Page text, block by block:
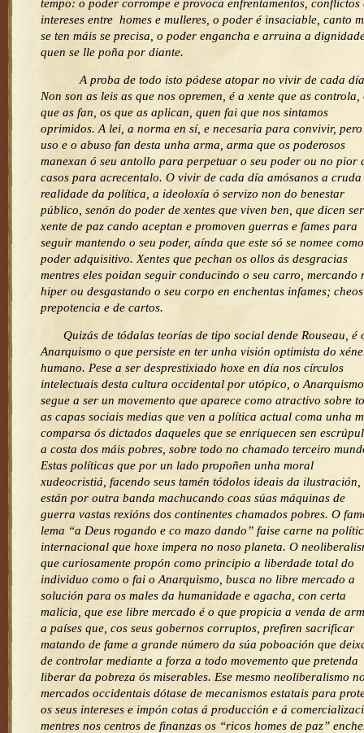
tempo: o poder corrompe e provoca enfrentamentos, conflictos
intereses entre homes e mulleres, o poder é insaciable, canto
se ten máis se precisa, o poder engancha e arruina a
quen se lle poña por diante.
A proba de todo isto pódese atopar no vivir de cada
Non son as leis as que nos opremen, é a xente que as controla,
que as fan, os que as aplican, quen fai que nos sintamos
oprimidos. A lei, a norma en sí, e necesaria para convivir,
uso e o abuso fan desta unha arma, arma que os poderosos
manexan ó seu antollo para perpetuar o seu poder ou no pior
casos para acrecentalo. O vivir de cada día amósanos a cruda
realidade da política, a ideoloxía ó servizo non do benestar
público, senón do poder de xentes que viven ben, que dicen ser
xente de paz cando aceptan e promoven guerras e fames para
seguir mantendo o seu poder, aínda que este só se nomee como
poder adquisitivo. Xentes que pechan os ollos ás desgracias
mentres eles poidan seguir conducindo o seu carro, mercando
hiper ou desgastando o seu corpo en enchentas infames;
prepotencia e de cartos.
Quizás de tódalas teorías de tipo social dende Rouseau, é
Anarquismo o que persiste en ter unha visión optimista do
humano. Pese a ser desprestixiado hoxe en día nos círculos
intelectuais desta cultura occidental por utópico, o Anarquismo
segue a ser un movemento que aparece como atractivo sobre
as capas sociais medias que ven a política actual coma unha
comparsa ós dictados daqueles que se enriquecen sen
a costa dos máis pobres, sobre todo no chamado terceiro
Estas políticas que por un lado propoñen unha moral
xudeocristiá, facendo seus tamén tódolos ideais da ilustración,
están por outra banda machucando coas súas máquinas de
guerra vastas rexións dos continentes chamados pobres. O
lema “a Deus rogando e co mazo dando” faise carne na
internacional que hoxe impera no noso planeta. O
que curiosamente propón como principio a liberdade total do
individuo como o fai o Anarquismo, busca no libre mercado a
solución para os males da humanidade e agacha, con certa
malicia, que ese libre mercado é o que propicia a venda de
a países que, cos seus gobernos corruptos, prefiren sacrificar
matando de fame a grande número da súa poboación que
de controlar mediante a forza a todo movemento que pretenda
liberar da pobreza ós miserables. Ese mesmo neoliberalismo
mercados occidentais dótase de mecanismos estatais para
os seus intereses e impón cotas á producción e á
mentres nos centros de finanzas os “ricos homes de paz”